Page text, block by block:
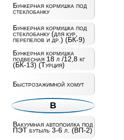
Бункерная кормушка под
стеклобанку
Бункерная кормушка под
стеклобанку (для кур,
перепелов и др.) (БК-9)
Бункерная кормушка
подвесная 18 л /12,8 кг
(БК-13) (Турция)
Быстрозажимной хомут
В
Вакуумная автопоилка под
ПЭТ бутыль 3-6 л. (ВП-2)